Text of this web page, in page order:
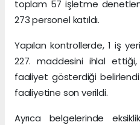
toplam 57 işletme
273 personel katıldı.
Yapılan kontrollerde, 1 iş
227. maddesini ihlal
faaliyet gösterdiği
faaliyetine son verildi.
Ayrıca belgelerinde